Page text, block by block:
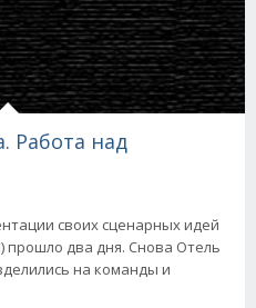
Работа над
своих сценарных идей
прошло два дня. Снова Отель
на команды и